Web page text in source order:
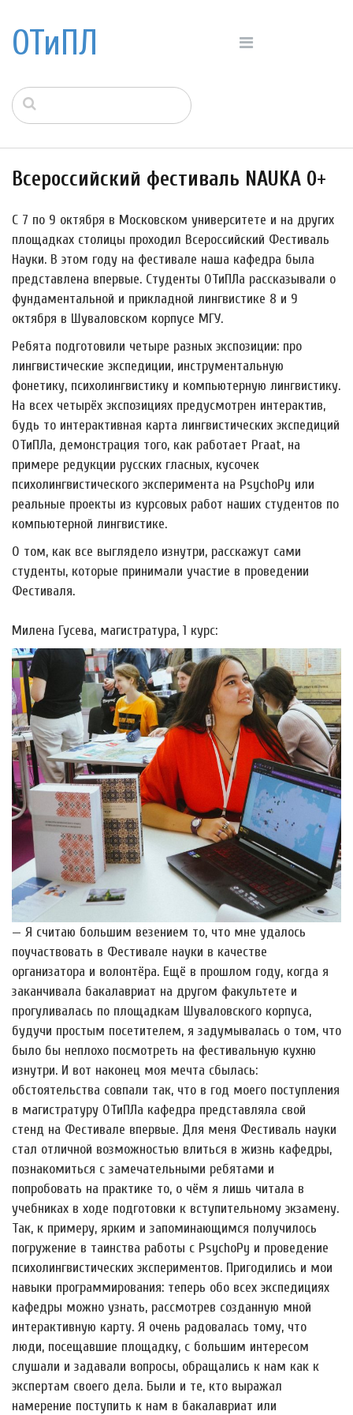
ОТиПЛ
Всероссийский фестиваль NAUKA 0+
С 7 по 9 октября в Московском университете и на других
площадках столицы проходил Всероссийский Фестиваль
Науки. В этом году на фестивале наша кафедра была
представлена впервые. Студенты ОТиПЛа рассказывали о
фундаментальной и прикладной лингвистике 8 и 9
октября в Шуваловском корпусе МГУ.
Ребята подготовили четыре разных экспозиции: про
лингвистические экспедиции, инструментальную
фонетику, психолингвистику и компьютерную лингвистику.
На всех четырёх экспозициях предусмотрен интерактив,
будь то интерактивная карта лингвистических экспедиций
ОТиПЛа, демонстрация того, как работает Praat, на
примере редукции русских гласных, кусочек
психолингвистического эксперимента на PsychoPy или
реальные проекты из курсовых работ наших студентов по
компьютерной лингвистике.
О том, как все выглядело изнутри, расскажут сами
студенты, которые принимали участие в проведении
Фестиваля.
Милена Гусева, магистратура, 1 курс:
— Я считаю большим везением то, что мне удалось
поучаствовать в Фестивале науки в качестве
организатора и волонтёра. Ещё в прошлом году, когда я
заканчивала бакалавриат на другом факультете и
прогуливалась по площадкам Шуваловского корпуса,
будучи простым посетителем, я задумывалась о том, что
было бы неплохо посмотреть на фестивальную кухню
изнутри. И вот наконец моя мечта сбылась:
обстоятельства совпали так, что в год моего поступления
в магистратуру ОТиПЛа кафедра представляла свой
стенд на Фестивале впервые. Для меня Фестиваль науки
стал отличной возможностью влиться в жизнь кафедры,
познакомиться с замечательными ребятами и
попробовать на практике то, о чём я лишь читала в
учебниках в ходе подготовки к вступительному экзамену.
Так, к примеру, ярким и запоминающимся получилось
погружение в таинства работы с PsychoPy и проведение
психолингвистических экспериментов. Пригодились и мои
навыки программирования: теперь обо всех экспедициях
кафедры можно узнать, рассмотрев созданную мной
интерактивную карту. Я очень радовалась тому, что
люди, посещавшие площадку, с большим интересом
слушали и задавали вопросы, обращались к нам как к
экспертам своего дела. Были и те, кто выражал
намерение поступить к нам в бакалавриат или